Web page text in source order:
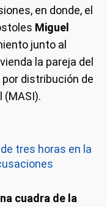
en donde, el
Miguel
junto al
la pareja del
distribución de
(MASI).
tres horas en la
cuadra de la